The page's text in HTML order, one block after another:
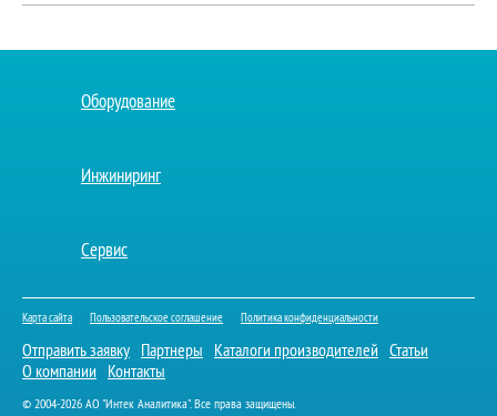
Оборудование
Инжиниринг
Сервис
Карта сайта Пользовательское соглашение Политика конфиденциальности
Отправить заявку Партнеры Каталоги производителей Статьи
О компании Контакты
© 2004-2026 АО "Интек Аналитика". Все права защищены.